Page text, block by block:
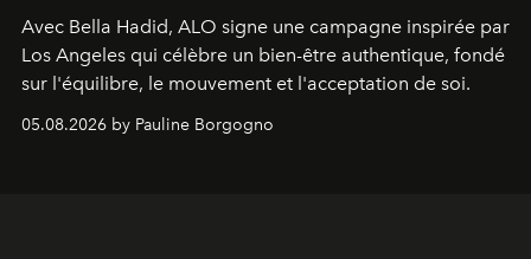
Avec Bella Hadid, ALO signe une campagne inspirée par
Los Angeles qui célèbre un bien-être authentique, fondé
sur l'équilibre, le mouvement et l'acceptation de soi.
05.08.2026 by Pauline Borgogno